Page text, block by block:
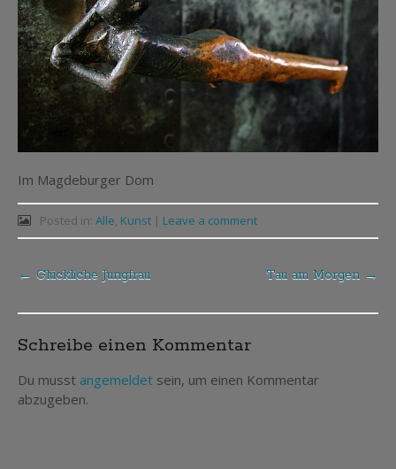
Im Magdeburger Dom
Posted in: Alle, Kunst | Leave a comment
Post
navigation
← Glückliche Jungfrau Tau am Morgen →
Schreibe einen Kommentar
Du musst angemeldet sein, um einen Kommentar
abzugeben.